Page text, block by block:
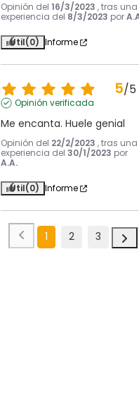
Opinión del 16/3/2023 , tras una
experiencia del 8/3/2023 por
Útil(0) Informe
5/5
Opinión verificada
Me encanta. Huele genial
Opinión del 22/2/2023 , tras una
experiencia del 30/1/2023 por
A.A.
Útil(0) Informe
1 2 3